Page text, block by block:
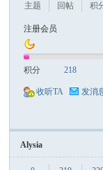
主题
回帖
积
注册会员
积分 218
收听TA 发消
Alysia